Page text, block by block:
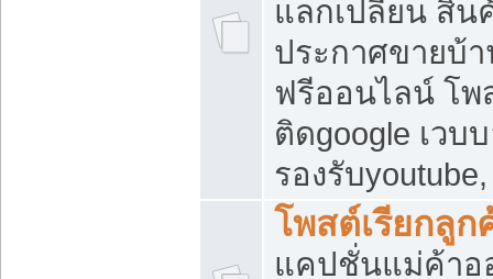
แลกเปลี่ยน สิน
ประกาศขายบ้
ฟรีออนไลน์ โพ
ติดgoogle เวบ
รองรับ
โพสต์เรียกลูก
แคปชั่นแม่ค้าอ